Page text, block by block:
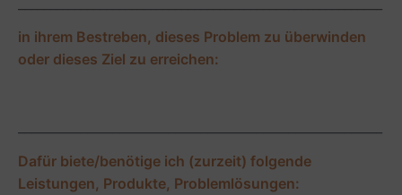
in ihrem Bestreben, dieses Problem zu überwinden
oder dieses Ziel zu erreichen:
Dafür biete/benötige ich (zurzeit) folgende
Leistungen, Produkte, Problemlösungen: